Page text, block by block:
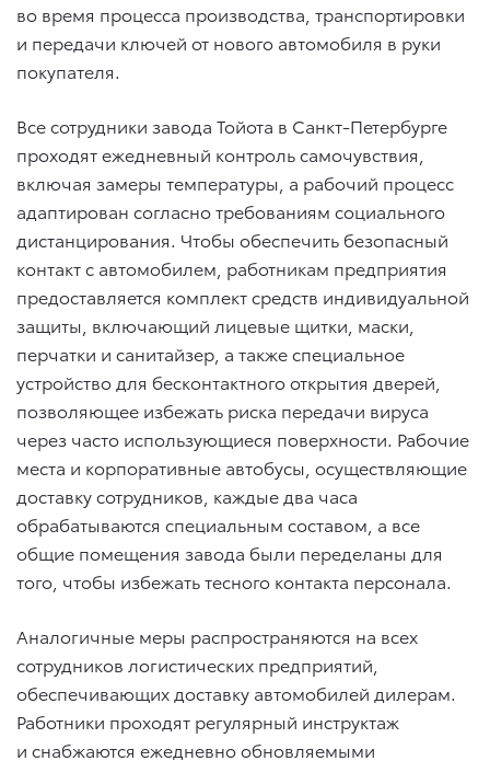
во время процесса производства, транспортировки
и передачи ключей от нового автомобиля в руки
покупателя.
Все сотрудники завода Тойота в Санкт-Петербурге
проходят ежедневный контроль самочувствия,
включая замеры температуры, а рабочий процесс
адаптирован согласно требованиям социального
дистанцирования. Чтобы обеспечить безопасный
контакт с автомобилем, работникам предприятия
предоставляется комплект средств индивидуальной
защиты, включающий лицевые щитки, маски,
перчатки и санитайзер, а также специальное
устройство для бесконтактного открытия дверей,
позволяющее избежать риска передачи вируса
через часто использующиеся поверхности. Рабочие
места и корпоративные автобусы, осуществляющие
доставку сотрудников, каждые два часа
обрабатываются специальным составом, а все
общие помещения завода были переделаны для
того, чтобы избежать тесного контакта персонала.
Аналогичные меры распространяются на всех
сотрудников логистических предприятий,
обеспечивающих доставку автомобилей дилерам.
Работники проходят регулярный инструктаж
и снабжаются ежедневно обновляемыми